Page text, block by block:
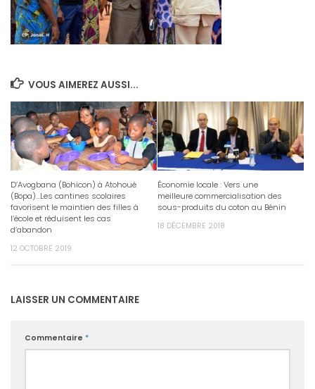
VOUS AIMEREZ AUSSI...
D’Avogbana (Bohicon) à Atohoué
(Bopa)…Les cantines scolaires
favorisent le maintien des filles à
l’école et réduisent les cas
d’abandon
12 OCTOBRE 2019
Économie locale : Vers une
meilleure commercialisation des
sous-produits du coton au Bénin
18 DÉCEMBRE 2018
LAISSER UN COMMENTAIRE
Commentaire *